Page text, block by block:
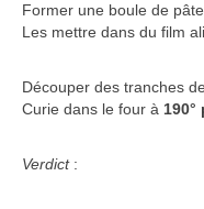
Former une boule de
Les mettre dans du film
Découper des tranches
Curie dans le four à
Verdict: